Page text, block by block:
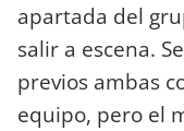
apartada del
salir a escena.
previos ambas
equipo, pero el